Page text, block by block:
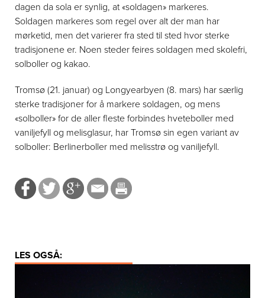
dagen da sola er synlig, at «soldagen» markeres.
Soldagen markeres som regel over alt der man har
mørketid, men det varierer fra sted til sted hvor sterke
tradisjonene er. Noen steder feires soldagen med skolefri,
solboller og kakao.
Tromsø (21. januar) og Longyearbyen (8. mars) har særlig
sterke tradisjoner for å markere soldagen, og mens
«solboller» for de aller fleste forbindes hveteboller med
vaniljefyll og melisglasur, har Tromsø sin egen variant av
solboller: Berlinerboller med melisstrø og vaniljefyll.
LES OGSÅ: